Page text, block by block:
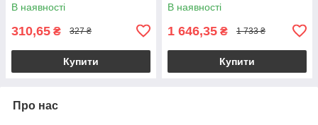
В наявності
310,65 ₴ 327 ₴
Купити
В наявності
1 646,35 ₴ 1 733 ₴
Купити
Про нас